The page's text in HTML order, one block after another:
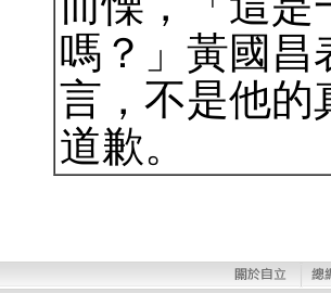
嗎？」黃國昌
言，不是他的
道歉。